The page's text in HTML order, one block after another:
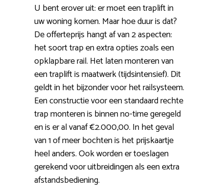
U bent erover uit: er moet een traplift in
uw woning komen. Maar hoe duur is dat?
De offerteprijs hangt af van 2 aspecten:
het soort trap en extra opties zoals een
opklapbare rail. Het laten monteren van
een traplift is maatwerk (tijdsintensief). Dit
geldt in het bijzonder voor het railsysteem.
Een constructie voor een standaard rechte
trap monteren is binnen no-time geregeld
en is er al vanaf €2.000,00. In het geval
van 1 of meer bochten is het prijskaartje
heel anders. Ook worden er toeslagen
gerekend voor uitbreidingen als een extra
afstandsbediening.